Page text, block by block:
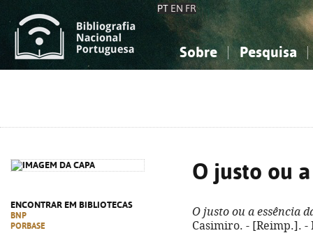
PT EN FR
Sobre Pesquisa
ENCONTRAR EM BIBLIOTECAS
BNP
PORBASE
O justo ou
O justo ou a essência
Casimiro. - [Reimp.].